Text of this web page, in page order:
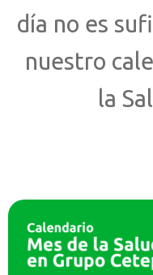
día no es
nuestro
la